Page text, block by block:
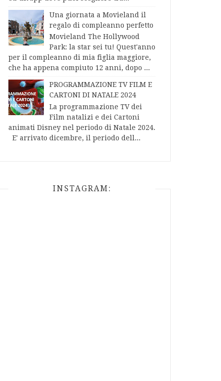
Una giornata a Movieland il
regalo di compleanno perfetto
Movieland The Hollywood
Park: la star sei tu! Quest'anno
per il compleanno di mia figlia maggiore,
che ha appena compiuto 12 anni, dopo ...
PROGRAMMAZIONE TV FILM E
CARTONI DI NATALE 2024
La programmazione TV dei
Film natalizi e dei Cartoni
animati Disney nel periodo di Natale 2024.
E' arrivato dicembre, il periodo dell...
INSTAGRAM: